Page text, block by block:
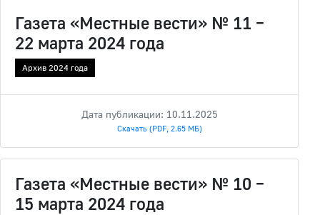
Газета «Местные вести» № 11 –
22 марта 2024 года
Архив 2024 года
Дата публикации: 10.11.2025
Скачать (PDF, 2.65 МБ)
Газета «Местные вести» № 10 –
15 марта 2024 года